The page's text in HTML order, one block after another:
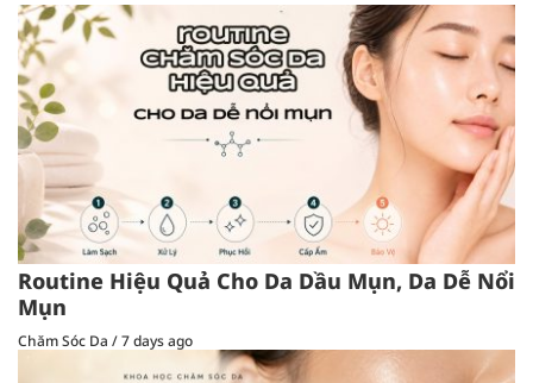
Routine Hiệu Quả Cho Da Dầu Mụn, Da Dễ Nổi
Mụn
Chăm Sóc Da /7 days ago